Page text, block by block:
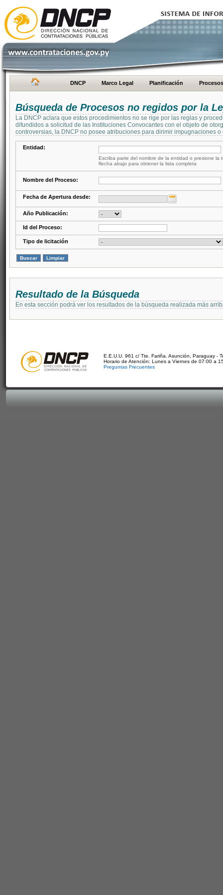
DNCP Marco Legal Planificación Procesos
Búsqueda de Procesos no regidos por la
La DNCP aclara que estos procedimientos no se rige por las reglas y
difundidos a solicitud de las Instituciones Convocantes con el objeto de
controversias, la DNCP no posee atribuciones para dirimir impugnaciones
Entidad:
Escriba parte del nombre de la entidad o presione la
flecha abajo para obtener la lista completa
Nombre del Proceso:
Fecha de Apertura desde:
Año Publicación:
Id del Proceso:
Tipo de licitación
Resultado de la Búsqueda
En esta sección podrá ver los resultados de la búsqueda realizada más
E.E.U.U. 961 c/ Tte. Fariña. Asunción, Paraguay -
Horario de Atención: Lunes a Viernes de 07:00 a
Preguntas Frecuentes